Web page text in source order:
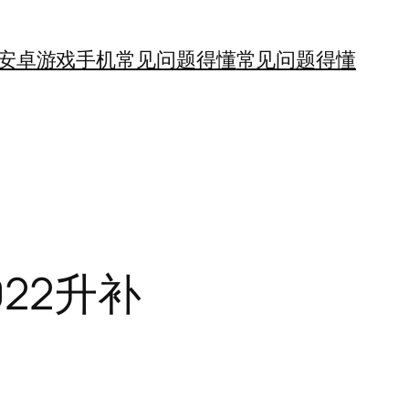
卓游戏手机常见问题得懂常见问题得懂
升补